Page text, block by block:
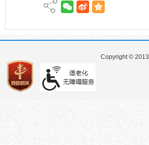
Copyright © 2013